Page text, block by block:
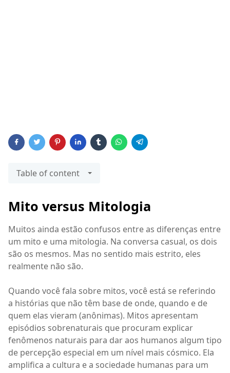
Table of content
Mito versus Mitologia
Muitos ainda estão confusos entre as diferenças entre
um mito e uma mitologia. Na conversa casual, os dois
são os mesmos. Mas no sentido mais estrito, eles
realmente não são.
Quando você fala sobre mitos, você está se referindo
a histórias que não têm base de onde, quando e de
quem elas vieram (anônimas). Mitos apresentam
episódios sobrenaturais que procuram explicar
fenômenos naturais para dar aos humanos algum tipo
de percepção especial em um nível mais cósmico. Ela
amplifica a cultura e a sociedade humanas para um